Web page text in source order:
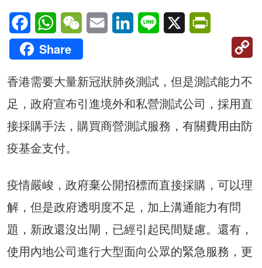
FacebookWhatsAppWeChatEmail LinkedInLine X
Share
香港需要大量新冠狀肺炎測試，但是測試能力不
足，政府宣布引進境外和私營測試公司，採用直
接採購手法，購買商營測試服務，有關費用由防
疫基金支付。
疫情嚴峻，政府棄公開招標而直接採購，可以理
解，但是政府透明度不足，加上溝通能力有問
題，新政還沒出閘，已經引起民間疑慮。還有，
使用內地公司進行大型面向公眾的緊急服務，更